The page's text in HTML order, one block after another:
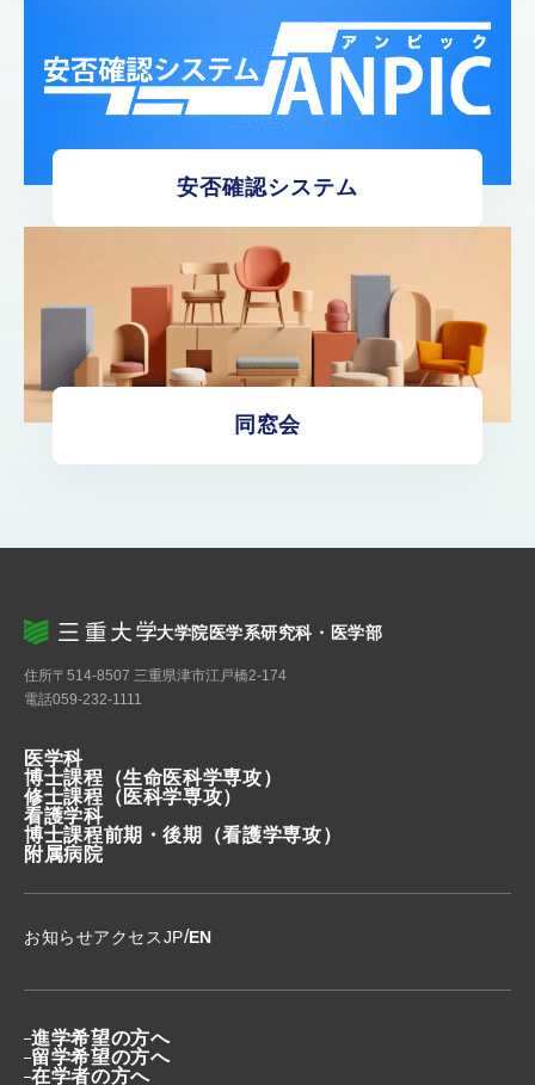
安否確認システム
同窓会
大学院医学系研究科・医学部
住所〒514-8507 三重県津市江戸橋2-174
電話059-232-1111
医学科
博士課程 （生命医科学専攻）
修士課程 （医科学専攻）
看護学科
博士課程前期・後期
（看護学専攻）
附属病院
お知らせアクセスJP/EN
進学希望の方へ
留学希望の方へ
在学者の方へ